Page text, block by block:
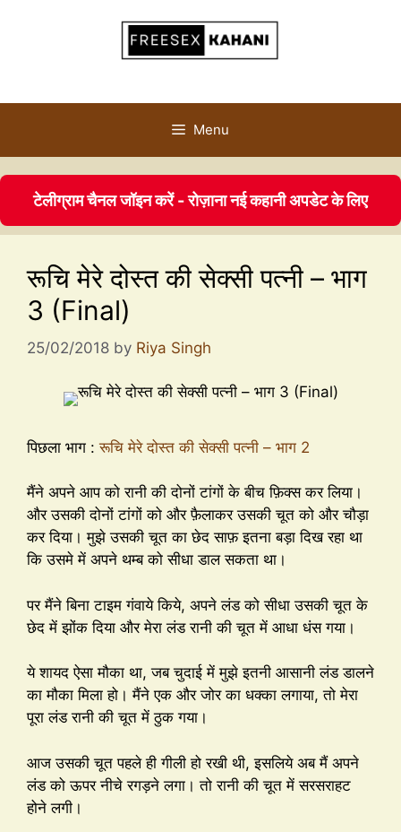
Menu
टेलीग्राम चैनल जॉइन करें - रोज़ाना नई कहानी अपडेट के लिए
रूचि मेरे दोस्त की सेक्सी पत्नी – भाग
3 (Final)
25/02/2018 by Riya Singh
पिछला भाग : रूचि मेरे दोस्त की सेक्सी पत्नी – भाग 2
मैंने अपने आप को रानी की दोनों टांगों के बीच फ़िक्स कर लिया।
और उसकी दोनों टांगों को और फ़ैलाकर उसकी चूत को और चौड़ा
कर दिया। मुझे उसकी चूत का छेद साफ़ इतना बड़ा दिख रहा था
कि उसमे में अपने थम्ब को सीधा डाल सकता था।
पर मैंने बिना टाइम गंवाये किये, अपने लंड को सीधा उसकी चूत के
छेद में झोंक दिया और मेरा लंड रानी की चूत में आधा धंस गया।
ये शायद ऐसा मौका था, जब चुदाई में मुझे इतनी आसानी लंड डालने
का मौका मिला हो। मैंने एक और जोर का धक्का लगाया, तो मेरा
पूरा लंड रानी की चूत में ठुक गया।
आज उसकी चूत पहले ही गीली हो रखी थी, इसलिये अब मैं अपने
लंड को ऊपर नीचे रगड़ने लगा। तो रानी की चूत में सरसराहट
होने लगी।